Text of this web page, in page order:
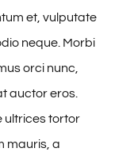
et, vulputate
neque. Morbi
orci nunc,
auctor eros.
ultrices tortor
mauris, a